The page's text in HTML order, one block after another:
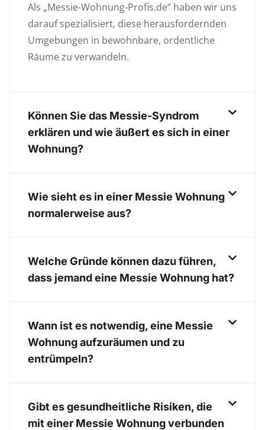
Als „Messie-Wohnung-Profis.de“ haben wir uns
darauf spezialisiert, diese herausfordernden
Umgebungen in bewohnbare, ordentliche
Räume zu verwandeln.
Können Sie das Messie-Syndrom
erklären und wie äußert es sich in einer
Wohnung?
Wie sieht es in einer Messie Wohnung
normalerweise aus?
Welche Gründe können dazu führen,
dass jemand eine Messie Wohnung hat?
Wann ist es notwendig, eine Messie
Wohnung aufzuräumen und zu
entrümpeln?
Gibt es gesundheitliche Risiken, die
mit einer Messie Wohnung verbunden